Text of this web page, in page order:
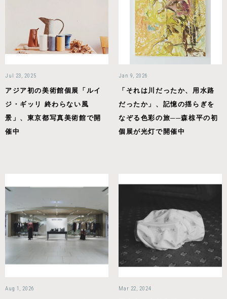
Jul 23, 2025
アジア初の美術館個展「ルイ
ジ・ギッリ 終わらない風
景」、東京都写真美術館で開
催中
Jan 9, 2026
「それは川だったか、用水路
だったか」、記憶の揺らぎを
なぞる色彩の旅──森椋平の初
個展が光灯で開催中
Aug 1, 2026 Mar 22, 2024